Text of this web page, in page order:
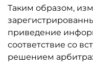
Таким образом,
приведение
соответствие со
решением